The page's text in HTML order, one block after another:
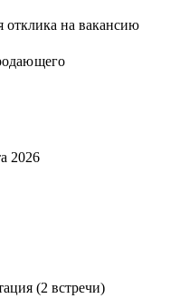
отклика на вакансию
2026
(2 встречи)